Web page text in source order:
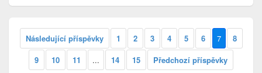
Následující příspěvky 1 2 3 4 5 6 7
8
9
10 11 ... 14 15 Předchozí příspěvky